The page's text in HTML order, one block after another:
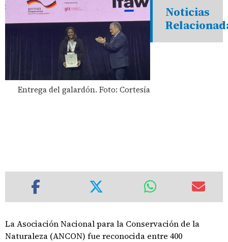
Entrega del galardón. Foto: Cortesía
Noticias
La Asociación Nacional para la Conservación de la
Naturaleza (ANCON) fue reconocida entre 400